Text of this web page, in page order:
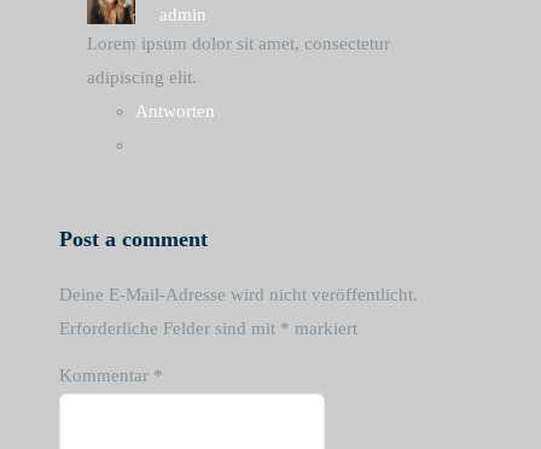
admin
Lorem ipsum dolor sit amet, consectetur
adipiscing elit.
Antworten
Post a comment
Deine E-Mail-Adresse wird nicht veröffentlicht.
Erforderliche Felder sind mit * markiert
Kommentar *